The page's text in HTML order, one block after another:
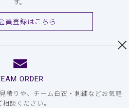
員登録はこちら
ORDER
積りや、チーム白衣・刺繍などお気軽
相談ください。